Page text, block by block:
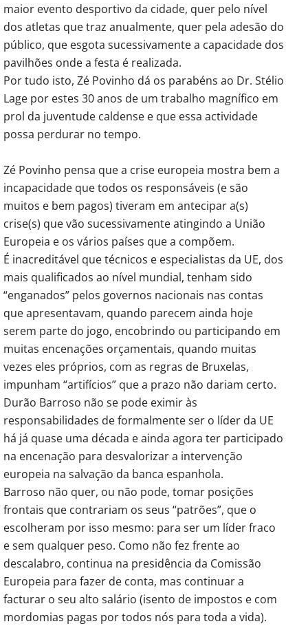
maior evento desportivo da cidade, quer pelo nível
dos atletas que traz anualmente, quer pela adesão do
público, que esgota sucessivamente a capacidade dos
pavilhões onde a festa é realizada.
Por tudo isto, Zé Povinho dá os parabéns ao Dr. Stélio
Lage por estes 30 anos de um trabalho magnífico em
prol da juventude caldense e que essa actividade
possa perdurar no tempo.
Zé Povinho pensa que a crise europeia mostra bem a
incapacidade que todos os responsáveis (e são
muitos e bem pagos) tiveram em antecipar a(s)
crise(s) que vão sucessivamente atingindo a União
Europeia e os vários países que a compõem.
É inacreditável que técnicos e especialistas da UE, dos
mais qualificados ao nível mundial, tenham sido
“enganados” pelos governos nacionais nas contas
que apresentavam, quando parecem ainda hoje
serem parte do jogo, encobrindo ou participando em
muitas encenações orçamentais, quando muitas
vezes eles próprios, com as regras de Bruxelas,
impunham “artifícios” que a prazo não dariam certo.
Durão Barroso não se pode eximir às
responsabilidades de formalmente ser o líder da UE
há já quase uma década e ainda agora ter participado
na encenação para desvalorizar a intervenção
europeia na salvação da banca espanhola.
Barroso não quer, ou não pode, tomar posições
frontais que contrariam os seus “patrões”, que o
escolheram por isso mesmo: para ser um líder fraco
e sem qualquer peso. Como não fez frente ao
descalabro, continua na presidência da Comissão
Europeia para fazer de conta, mas continuar a
facturar o seu alto salário (isento de impostos e com
mordomias pagas por todos nós para toda a vida).